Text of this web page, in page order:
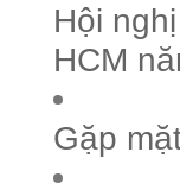
Hội
HCM
Gặp